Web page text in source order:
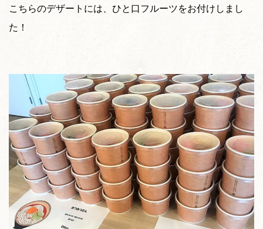
こちらのデザートには、ひと口フルーツをお付けしまし
た！